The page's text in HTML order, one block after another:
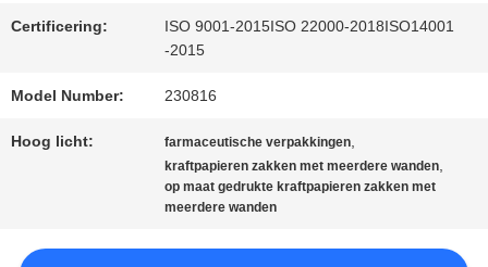
CONTACTEER
ONS
GEVALLEN
Certificering:
ISO 9001-2015ISO 22000-2018ISO14001
-2015
Model Number: 230816
Hoog licht: farmaceutische verpakkingen,
kraftpapieren zakken met meerdere wanden,
op maat gedrukte kraftpapieren zakken met
meerdere wanden